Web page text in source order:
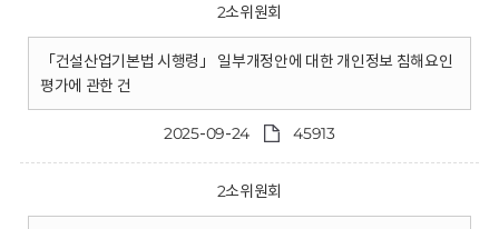
2소위원회
「건설산업기본법 시행령」 일부개정안에 대한 개인정보 침해요인
평가에 관한 건
2025-09-24 45913
2소위원회